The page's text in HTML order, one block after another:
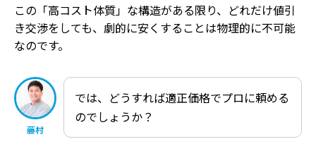
この「高コスト体質」な構造がある限り、どれだけ値引
き交渉をしても、劇的に安くすることは物理的に不可能
なのです。
藤村
では、どうすれば適正価格でプロに頼める
のでしょうか？